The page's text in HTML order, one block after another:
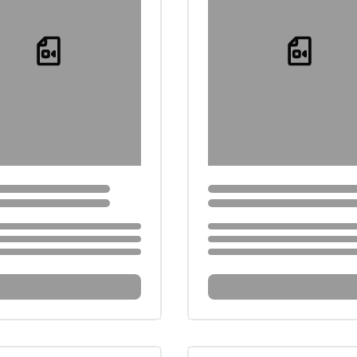
Loading... Loading...